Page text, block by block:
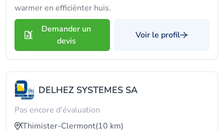
warmer en efficiënter huis.
Demander un
devis
Voir le profil
DELHEZ SYSTEMES SA
Pas encore d'évaluation
Thimister-Clermont(10 km)